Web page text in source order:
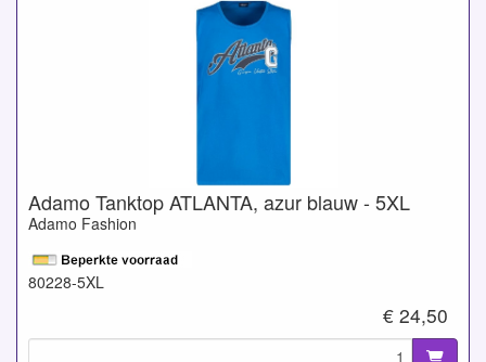
Adamo Tanktop ATLANTA, azur blauw - 5XL
Adamo Fashion
80228-5XL
€ 24,50